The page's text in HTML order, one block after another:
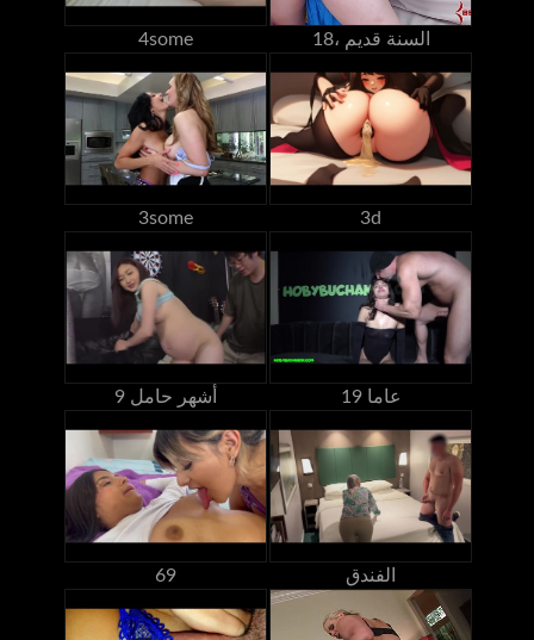
4some 18، السنة قديم
3some 3d
9 أشهر حامل 19 عاما
69 الفندق